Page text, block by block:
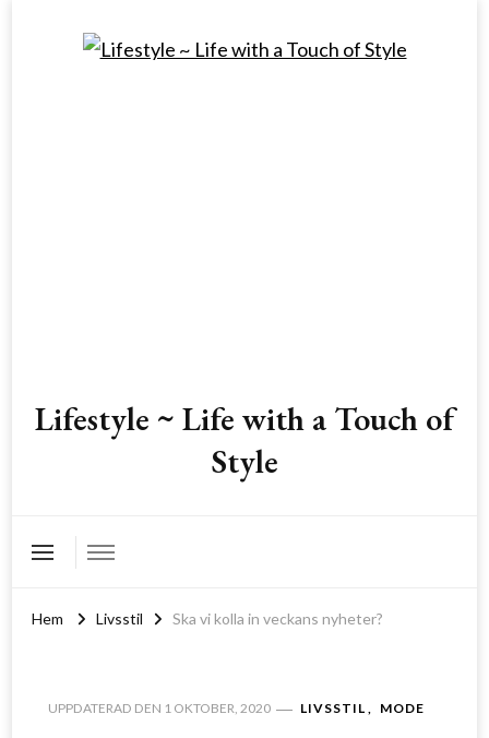
Lifestyle ~ Life with a Touch of
Style
Hem Livsstil Ska vi kolla in veckans nyheter?
UPPDATERAD DEN 1 OKTOBER, 2020 LIVSSTIL MODE